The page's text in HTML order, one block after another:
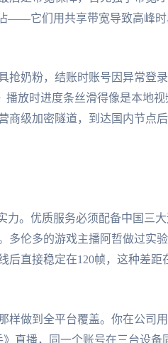
——它们用共享带宽导致高峰时
抢奶粉，结账时账号因异常登
放时进度条丝滑得像是本地
商级加密隧道，到达国内节点
力。优质服务必须配备中国三
多伦多的游戏主播阿哲做过实
后直接稳定在120帧，这种差
样做到全平台覆盖。你在公司
》直播，同一个账号在三台设